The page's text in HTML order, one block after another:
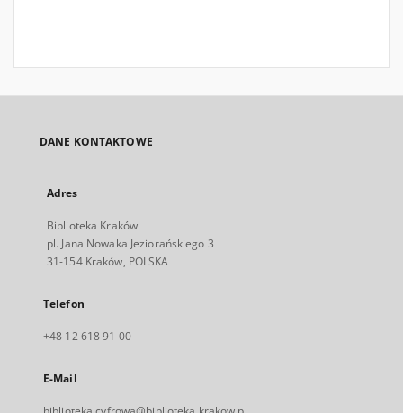
DANE KONTAKTOWE
Adres
Biblioteka Kraków
pl. Jana Nowaka Jeziorańskiego 3
31-154 Kraków, POLSKA
Telefon
+48 12 618 91 00
E-Mail